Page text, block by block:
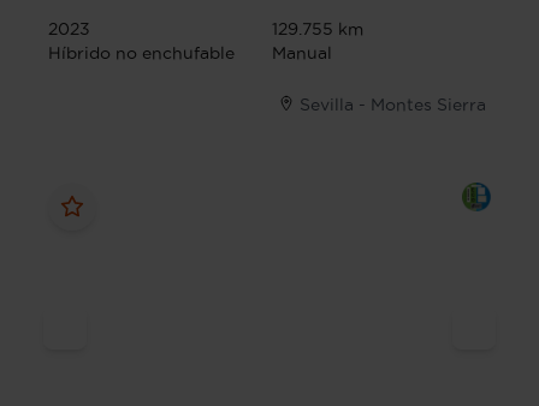
2023
129.755 km
Híbrido no enchufable
Manual
Sevilla - Montes Sierra